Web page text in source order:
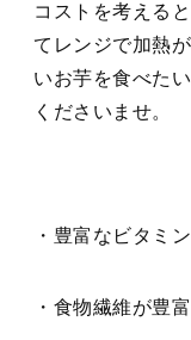
コストを考える
てレンジで加熱
いお芋を食べた
くださいませ。
・豊富なビタミ
・食物繊維が豊